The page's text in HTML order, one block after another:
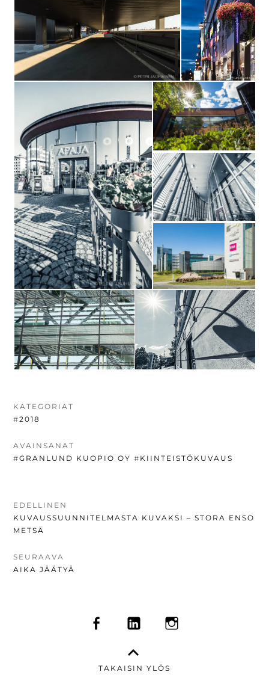
KATEGORIAT
#2018
AVAINSANAT
#GRANLUND KUOPIO OY # KIINTEISTÖKUVAUS
ARTIKKELIEN
SELAUS
EDELLINEN
EDELLINEN
UUTINEN:
KUVAUSSUUNNITELMASTA KUVAKSI – STORA ENSO
METSÄ
SEURAAVA
SEURAAVA
AIKA JÄÄTYÄ
SOMEVALIKKO
FACEBOOKLINKEDIN
TAKAISIN YLÖS